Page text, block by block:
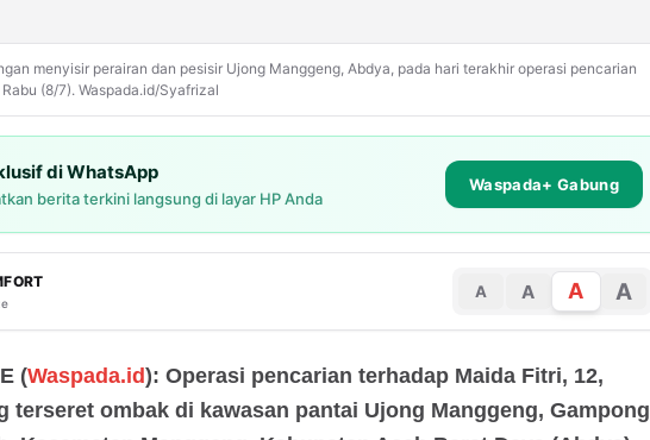
menyisir perairan dan pesisir Ujong Manggeng, Abdya, pada hari terakhir operasi pencarian
(8/7). Waspada.id/Syafrizal
di WhatsApp
berita terkini langsung di layar HP Anda
Waspada+ Gabung
A A A A
(Waspada.id): Operasi pencarian terhadap Maida Fitri, 12,
terseret ombak di kawasan pantai Ujong Manggeng, Gampong